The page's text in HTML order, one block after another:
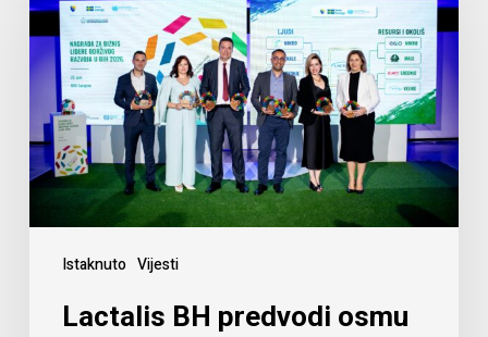
Istaknuto Vijesti
Lactalis BH predvodi osmu